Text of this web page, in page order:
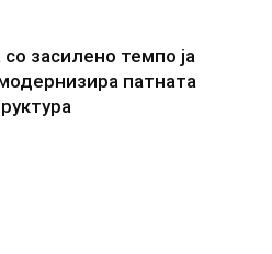
засилено темпо ја
патната